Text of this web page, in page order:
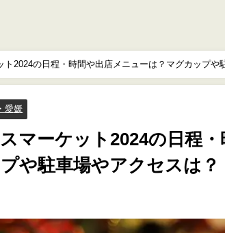
ト2024の日程・時間や出店メニューは？マグカップや
愛媛
マーケット2024の日程
や駐車場やアクセスは？